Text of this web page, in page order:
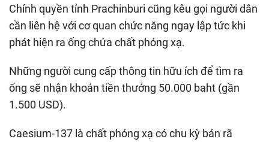
Chính quyền tỉnh Prachinburi cũng kêu gọi người dân
cần liên hệ với cơ quan chức năng ngay lập tức khi
phát hiện ra ống chứa chất phóng xạ.
Những người cung cấp thông tin hữu ích để tìm ra
ống sẽ nhận khoản tiền thưởng 50.000 baht (gần
1.500 USD).
Caesium-137 là chất phóng xạ có chu kỳ bán rã